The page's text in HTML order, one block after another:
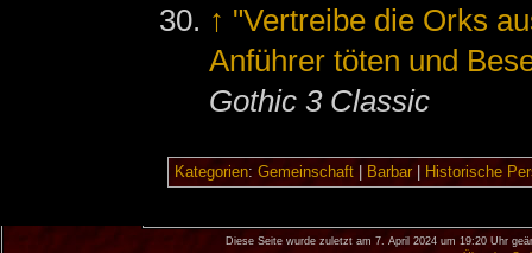
↑ "Vertreibe die Orks
Anführer töten und
Gothic 3 Classic
Kategorien: Gemeinschaft| Barbar| Historische
Diese Seite wurde zuletzt am 7. April 2024 um 19:20 Uhr